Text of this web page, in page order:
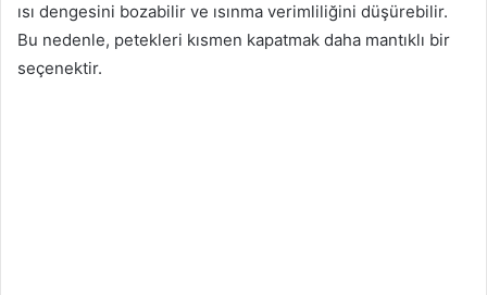
ısı dengesini bozabilir ve ısınma verimliliğini düşürebilir.
Bu nedenle, petekleri kısmen kapatmak daha mantıklı bir
seçenektir.